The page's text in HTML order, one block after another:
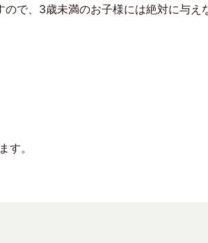
で、3歳未満のお子様には絶対に与え
す。